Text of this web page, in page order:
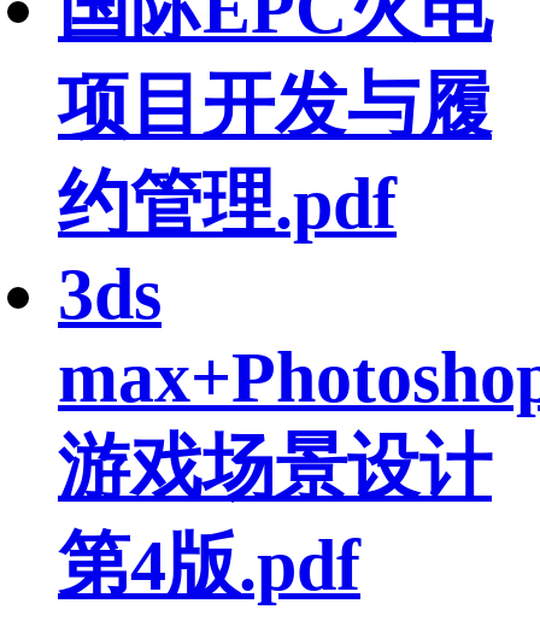
项目开发与履
约管理.pdf
3ds
游戏场景设计
第4版.pdf